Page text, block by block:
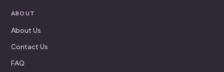
ABOUT
About Us
Contact Us
FAQ